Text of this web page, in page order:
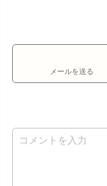
メールを送る